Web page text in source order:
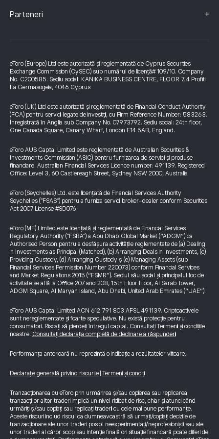
Parteneri +
eToro (Europe) Ltd este autorizată și reglementată de Cyprus Securities
Exchange Commission (CySEC) sub numărul de licență# 109/10. Company
No. C200585. Sediu social: KANIKA BUSINESS CENTRE, FLOOR 7, 4 Profiti
Ilia Germasogeia, 4046 Cyprus
eToro (UK) Ltd este autorizată și reglementată de Financial Conduct Authority
(FCA) pentru servicii legate de investiții, cu Firm Reference Number: 583263.
Înregistrată în Anglia sub Company No. 07973792. Sediu social: 24th floor,
One Canada Square, Canary Wharf, London E14 5AB, England.
eToro AUS Capital Limited este reglementată de Australian Securities &
Investments Commission (ASIC) pentru furnizarea de servicii și produse
financiare. Australian Financial Services Licence number: 491139. Registered
Office: Level 3, 60 Castlereagh Street, Sydney NSW 2000, Australia
eToro (Seychelles) Ltd. este licențiată de Financial Services Authority
Seychelles ("FSAS") pentru a furniza servicii broker-dealer conform Securities
Act 2007 License #SD076
eToro (ME) Limited este licențiată și reglementată de Financial Services
Regulatory Authority ("FSRA") a Abu Dhabi Global Market (“ADGM”) ca
Authorised Person pentru a desfășura activitățile reglementate de (a) Dealing
in Investments as Principal (Matched), (b) Arranging Deals in Investments, (c)
Providing Custody, (d) Arranging Custody și (e) Managing Assets (sub
Financial Services Permission Number 220073) conform Financial Services
and Market Regulations 2015 (“FSMR”). Sediul său social și principalul loc de
activitate se află la Office 207 and 208, 15th Floor Floor, Al Sarab Tower,
ADGM Square, Al Maryah Island, Abu Dhabi, United Arab Emirates (“UAE”).
eToro AUS Capital Limited ACN 612 791 803 AFSL 491139. Criptoactivele
sunt nereglementate și foarte speculative. Nu există protecție pentru
consumatori. Riscați să pierdeți întregul capital. Consultați Termenii și condițiile
noastre. Consultați declarația completă de declinare a răspunderii
Performanța anterioară nu reprezintă o indicație a rezultatelor viitoare.
Declarație generală privind riscurile Termeni și condiții
Tranzacționarea cu eToro prin urmărirea și/sau copierea sau replicarea
tranzacțiilor altor traderi implică un nivel ridicat de risc, chiar și atunci când
urmăriți și/sau copiați sau replicați traderii cu cele mai bune performanțe.
Aceste riscuri includ riscul ca dumneavoastră să urmați/copiați deciziile de
tranzacționare ale unor traderi posibil neexperimentați/neprofesioniști sau ale
unor traderi al căror scop sau intenție finală ori situație financiară poate diferi de